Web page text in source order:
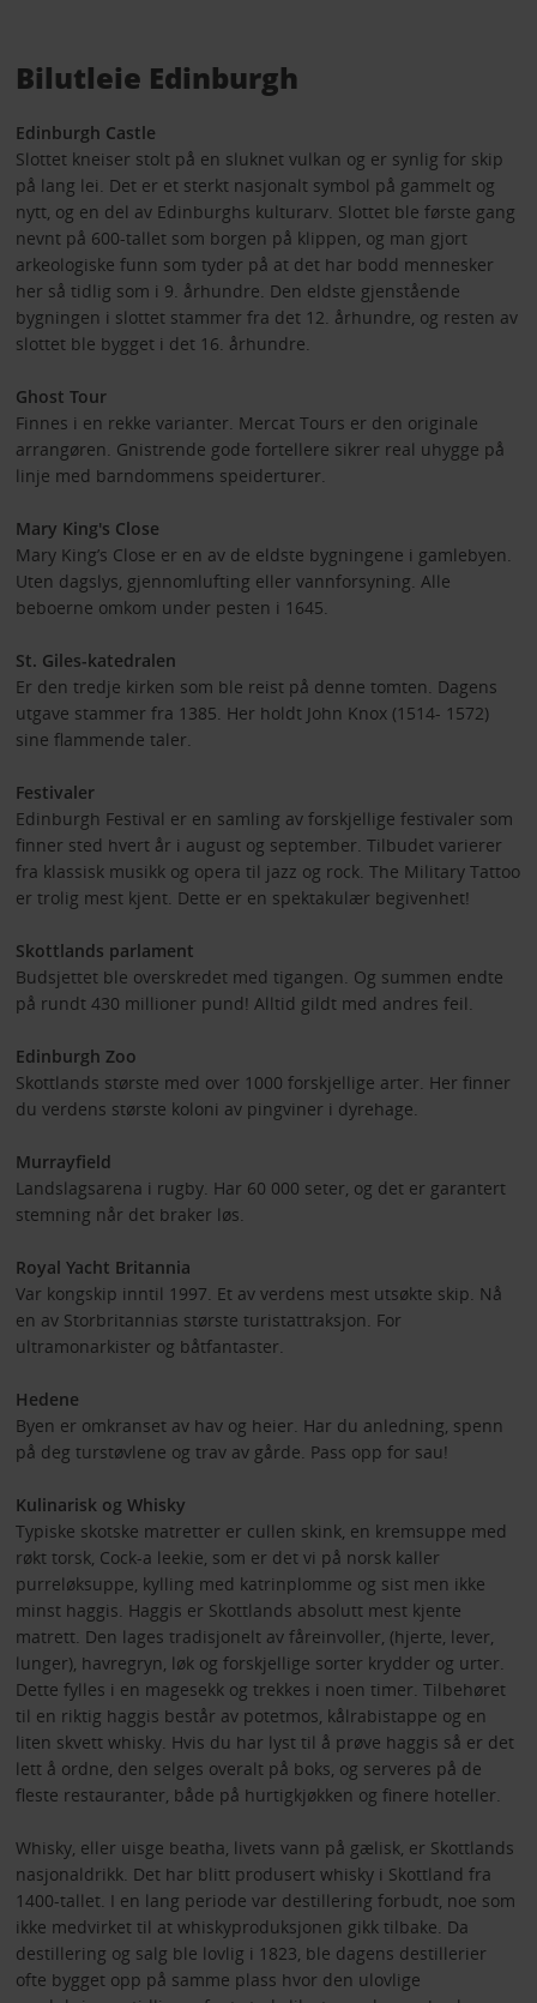
Bilutleie Edinburgh
Edinburgh Castle
Slottet kneiser stolt på en sluknet vulkan og er synlig for skip
på lang lei. Det er et sterkt nasjonalt symbol på gammelt og
nytt, og en del av Edinburghs kulturarv. Slottet ble første gang
nevnt på 600-tallet som borgen på klippen, og man gjort
arkeologiske funn som tyder på at det har bodd mennesker
her så tidlig som i 9. århundre. Den eldste gjenstående
bygningen i slottet stammer fra det 12. århundre, og resten av
slottet ble bygget i det 16. århundre.
Ghost Tour
Finnes i en rekke varianter. Mercat Tours er den originale
arrangøren. Gnistrende gode fortellere sikrer real uhygge på
linje med barndommens speiderturer.
Mary King's Close
Mary King’s Close er en av de eldste bygningene i gamlebyen.
Uten dagslys, gjennomlufting eller vannforsyning. Alle
beboerne omkom under pesten i 1645.
St. Giles-katedralen
Er den tredje kirken som ble reist på denne tomten. Dagens
utgave stammer fra 1385. Her holdt John Knox (1514- 1572)
sine flammende taler.
Festivaler
Edinburgh Festival er en samling av forskjellige festivaler som
finner sted hvert år i august og september. Tilbudet varierer
fra klassisk musikk og opera til jazz og rock. The Military Tattoo
er trolig mest kjent. Dette er en spektakulær begivenhet!
Skottlands parlament
Budsjettet ble overskredet med tigangen. Og summen endte
på rundt 430 millioner pund! Alltid gildt med andres feil.
Edinburgh Zoo
Skottlands største med over 1000 forskjellige arter. Her finner
du verdens største koloni av pingviner i dyrehage.
Murrayfield
Landslagsarena i rugby. Har 60 000 seter, og det er garantert
stemning når det braker løs.
Royal Yacht Britannia
Var kongskip inntil 1997. Et av verdens mest utsøkte skip. Nå
en av Storbritannias største turistattraksjon. For
ultramonarkister og båtfantaster.
Hedene
Byen er omkranset av hav og heier. Har du anledning, spenn
på deg turstøvlene og trav av gårde. Pass opp for sau!
Kulinarisk og Whisky
Typiske skotske matretter er cullen skink, en kremsuppe med
røkt torsk, Cock-a leekie, som er det vi på norsk kaller
purreløksuppe, kylling med katrinplomme og sist men ikke
minst haggis. Haggis er Skottlands absolutt mest kjente
matrett. Den lages tradisjonelt av fåreinvoller, (hjerte, lever,
lunger), havregryn, løk og forskjellige sorter krydder og urter.
Dette fylles i en magesekk og trekkes i noen timer. Tilbehøret
til en riktig haggis består av potetmos, kålrabistappe og en
liten skvett whisky. Hvis du har lyst til å prøve haggis så er det
lett å ordne, den selges overalt på boks, og serveres på de
fleste restauranter, både på hurtigkjøkken og finere hoteller.
Whisky, eller uisge beatha, livets vann på gælisk, er Skottlands
nasjonaldrikk. Det har blitt produsert whisky i Skottland fra
1400-tallet. I en lang periode var destillering forbudt, noe som
ikke medvirket til at whiskyproduksjonen gikk tilbake. Da
destillering og salg ble lovlig i 1823, ble dagens destillerier
ofte bygget opp på samme plass hvor den ulovlige